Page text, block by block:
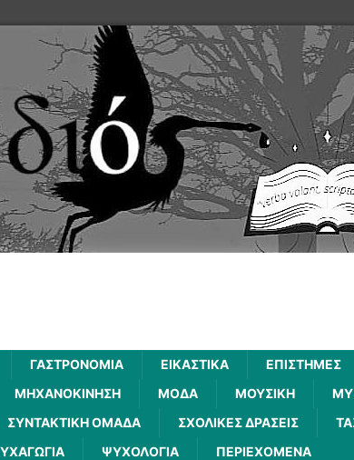
ΓΑΣΤΡΟΝΟΜΙΑ ΕΙΚΑΣΤΙΚΑ
ΕΠΙΣΤΗΜΕΣ
ΜΗΧΑΝΟΚΙΝΗΣΗ ΜΟΔΑ ΜΟΥΣΙΚΗ
ΣΥΝΤΑΚΤΙΚΗ ΟΜΑΔΑ ΣΧΟΛΙΚΕΣ ΔΡΑΣΕΙΣ
ΨΥΧΟΛΟΓΙΑ
ΠΕΡΙΕΧΟΜΕΝΑ